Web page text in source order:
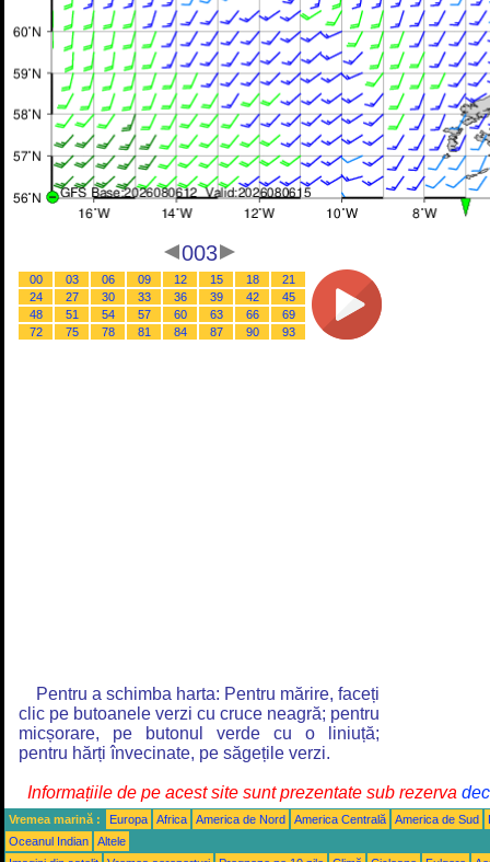
003
00 03 06 09 12 15 18
21
24
27 30 33 36 39 42
45
48
51 54 57 60 63 66
69
72
75 78 81 84 87 90 93
Pentru a schimba harta: Pentru mărire, faceți
clic pe butoanele verzi cu cruce neagră; pentru
micșorare, pe butonul verde cu o liniuță;
pentru hărți învecinate, pe săgețile verzi.
Informațiile de pe acest site sunt prezentate sub rezerva
Vremea marină : Europa Africa America de Nord America Centrală America de Sud
Oceanul Indian
Altele